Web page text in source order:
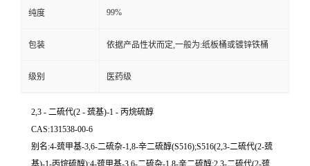
纯度 99%
包装 依据产品性状而定,一般为:纸板桶或镀锌铁桶
级别 医药级
2,3 - 二硫代(2 - 巯基)-1 - 丙烷硫醇
CAS:131538-00-6
别名:4-巯甲基-3,6-二硫杂-1,8-辛二硫醇(S516);S516(2,3-二硫代(2-巯